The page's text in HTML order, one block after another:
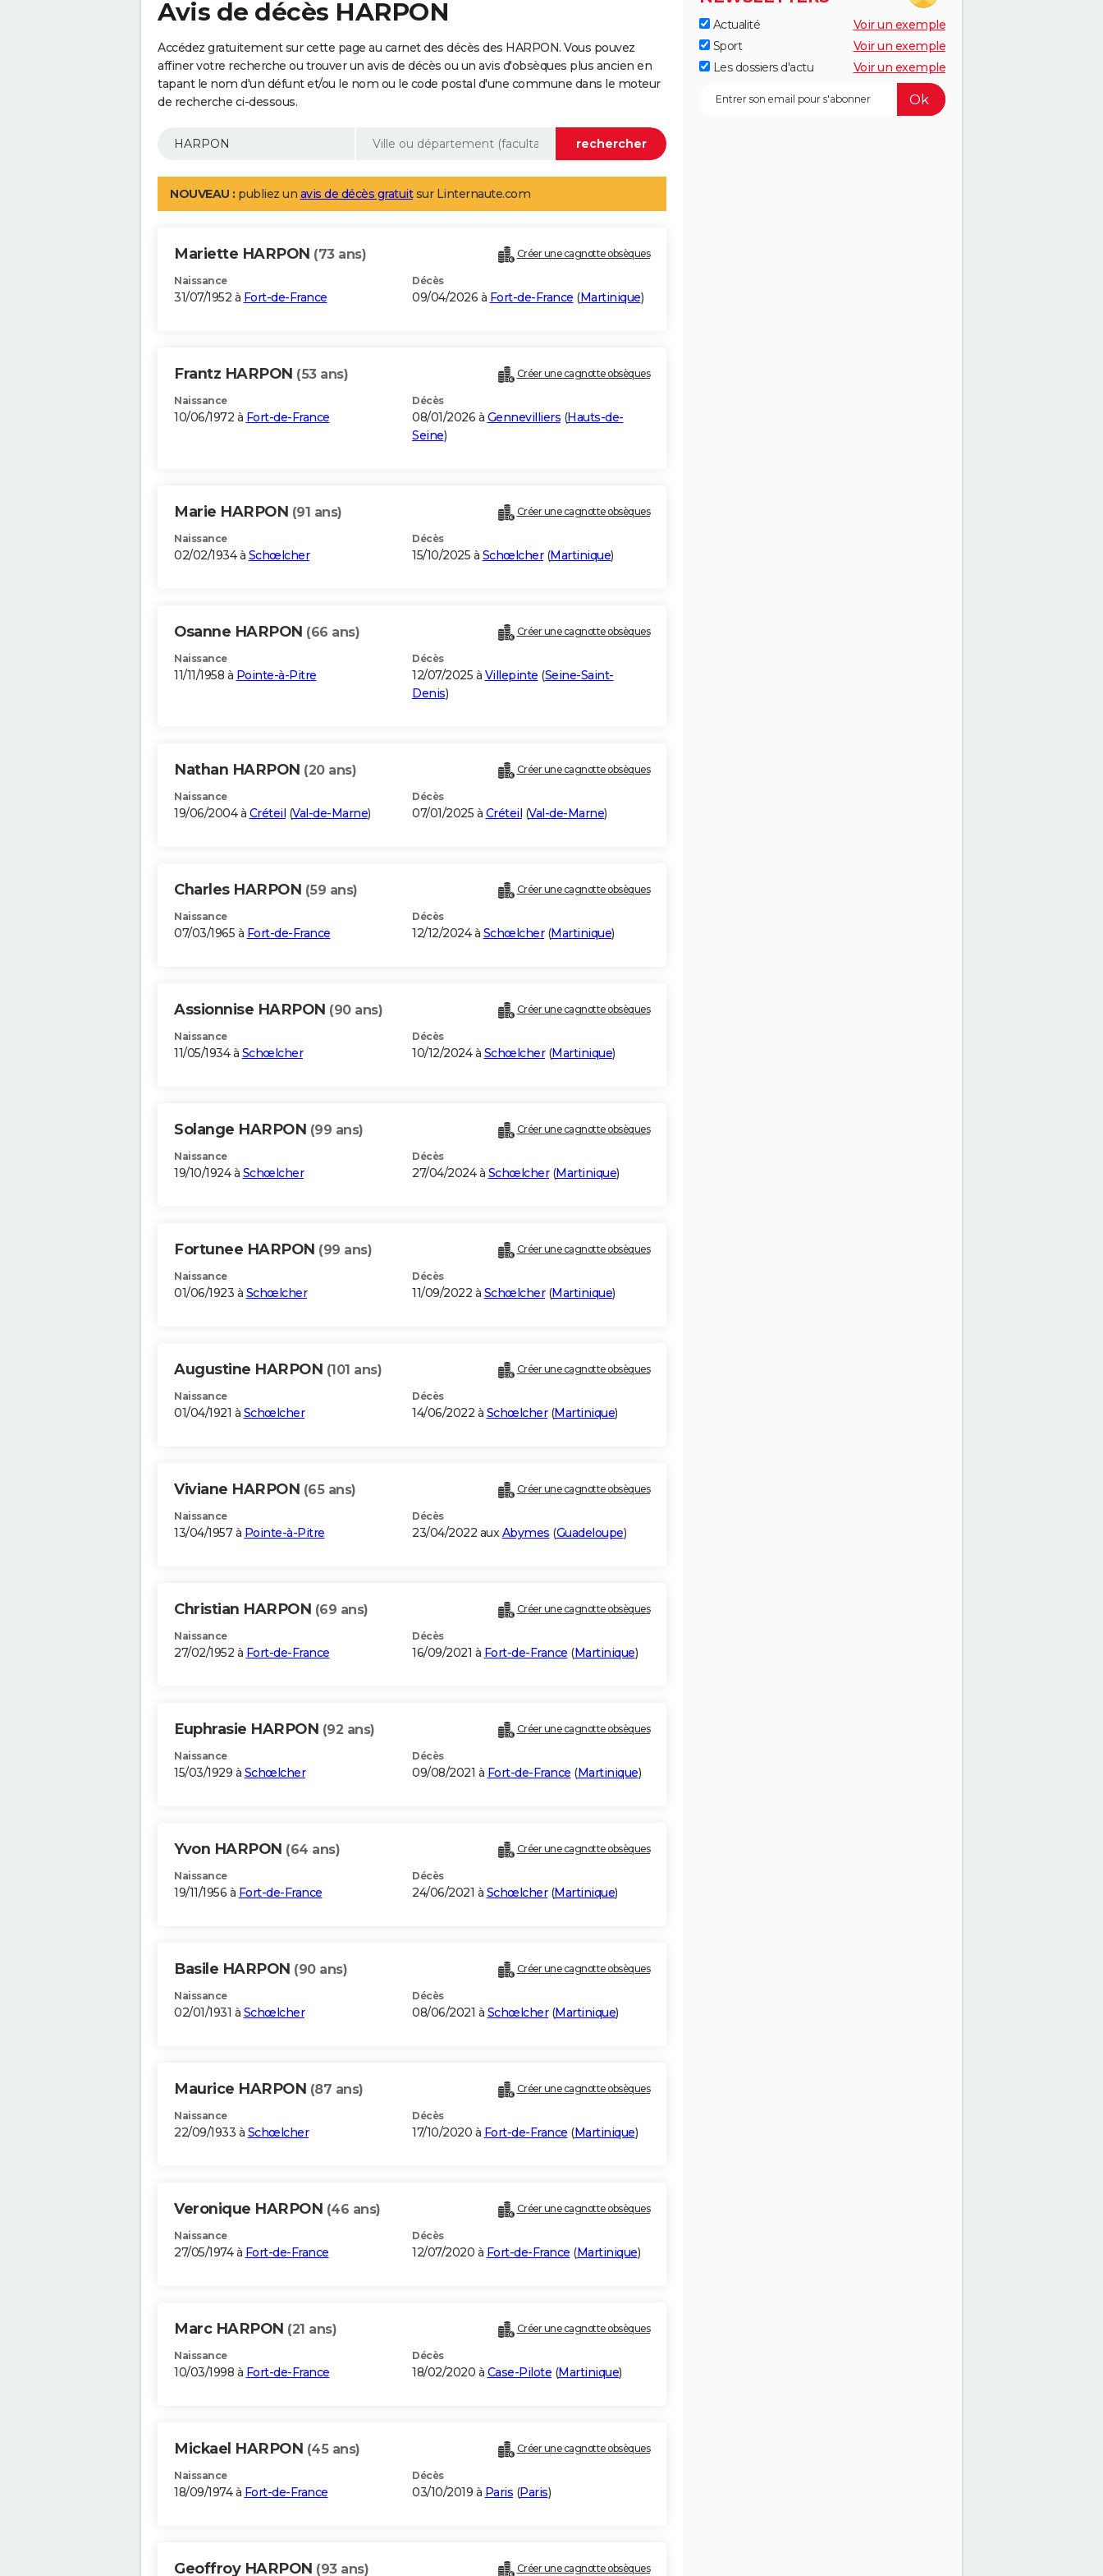
Avis de décès HARPON
Accédez gratuitement sur cette page au carnet des décès des HARPON. Vous pouvez
affiner votre recherche ou trouver un avis de décès ou un avis d'obsèques plus ancien en
tapant le nom d'un défunt et/ou le nom ou le code postal d'une commune dans le moteur
de recherche ci-dessous.
NOUVEAU : publiez un avis de décès gratuitsur Linternaute.com
Mariette HARPON (73 ans) Créer une cagnotte obsèques
Naissance
31/07/1952 à Fort-de-France
Décès
09/04/2026 à Fort-de-France (Martinique)
Frantz HARPON (53 ans) Créer une cagnotte obsèques
Naissance
10/06/1972 à Fort-de-France
Décès
08/01/2026 à Gennevilliers (Hauts-de-
Seine)
Marie HARPON (91 ans) Créer une cagnotte obsèques
Naissance
02/02/1934 à Schœlcher
Décès
15/10/2025 à Schœlcher(Martinique)
Osanne HARPON (66 ans) Créer une cagnotte obsèques
Naissance
11/11/1958 à Pointe-à-Pitre
Décès
12/07/2025 à Villepinte (Seine-Saint-
Denis)
Nathan HARPON (20 ans) Créer une cagnotte obsèques
Naissance
19/06/2004 à Créteil (Val-de-Marne)
Décès
07/01/2025 à Créteil (Val-de-Marne)
Charles HARPON (59 ans) Créer une cagnotte obsèques
Naissance
07/03/1965 à Fort-de-France
Décès
12/12/2024 à Schœlcher(Martinique)
Assionnise HARPON (90 ans) Créer une cagnotte obsèques
Naissance
11/05/1934 à Schœlcher
Décès
10/12/2024 à Schœlcher(Martinique)
Solange HARPON (99 ans) Créer une cagnotte obsèques
Naissance
19/10/1924 à Schœlcher
Décès
27/04/2024 à Schœlcher(Martinique)
Fortunee HARPON (99 ans) Créer une cagnotte obsèques
Naissance
01/06/1923 à Schœlcher
Décès
11/09/2022 à Schœlcher(Martinique)
Augustine HARPON (101 ans) Créer une cagnotte obsèques
Naissance
01/04/1921 à Schœlcher
Décès
14/06/2022 à Schœlcher(Martinique)
Viviane HARPON (65 ans) Créer une cagnotte obsèques
Naissance
13/04/1957 à Pointe-à-Pitre
Décès
23/04/2022 auxAbymes (Guadeloupe)
Christian HARPON (69 ans) Créer une cagnotte obsèques
Naissance
27/02/1952 à Fort-de-France
Décès
16/09/2021 à Fort-de-France (Martinique)
Euphrasie HARPON (92 ans) Créer une cagnotte obsèques
Naissance
15/03/1929 à Schœlcher
Décès
09/08/2021 à Fort-de-France (Martinique)
Yvon HARPON (64 ans) Créer une cagnotte obsèques
Naissance
19/11/1956 à Fort-de-France
Décès
24/06/2021 à Schœlcher(Martinique)
Basile HARPON (90 ans) Créer une cagnotte obsèques
Naissance
02/01/1931 à Schœlcher
Décès
08/06/2021 à Schœlcher(Martinique)
Maurice HARPON (87 ans) Créer une cagnotte obsèques
Naissance
22/09/1933 à Schœlcher
Décès
17/10/2020 à Fort-de-France (Martinique)
Veronique HARPON (46 ans) Créer une cagnotte obsèques
Naissance
27/05/1974 à Fort-de-France
Décès
12/07/2020 à Fort-de-France (Martinique)
Marc HARPON (21 ans) Créer une cagnotte obsèques
Naissance
10/03/1998 à Fort-de-France
Décès
18/02/2020 à Case-Pilote (Martinique)
Mickael HARPON (45 ans) Créer une cagnotte obsèques
Naissance
18/09/1974 à Fort-de-France
Décès
03/10/2019 à Paris (Paris)
Geoffroy HARPON (93 ans) Créer une cagnotte obsèques
Actualité
Voir un exemple
Sport
Voir un exemple
Les dossiers d'actu
Voir un exemple